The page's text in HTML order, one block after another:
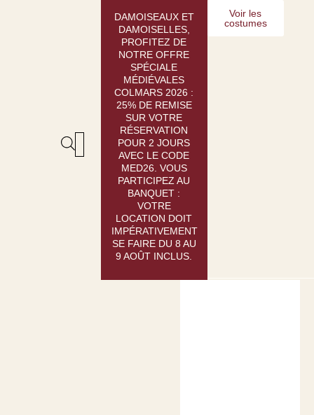
DAMOISEAUX ET
DAMOISELLES,
PROFITEZ DE
NOTRE OFFRE
SPÉCIALE
MÉDIÉVALES
COLMARS 2026 :
25% DE REMISE
SUR VOTRE
RÉSERVATION
POUR 2 JOURS
AVEC LE CODE
MED26. VOUS
PARTICIPEZ AU
BANQUET :
VOTRE
LOCATION DOIT
IMPÉRATIVEMENT
SE FAIRE DU 8 AU
9 AOÛT INCLUS.
Voir les
costumes